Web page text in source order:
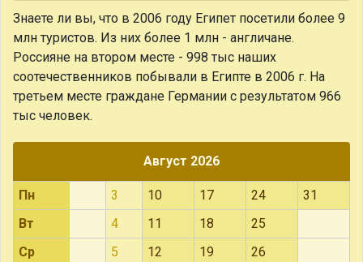
Знаете ли вы, что в 2006 году Египет посетили более 9
млн туристов. Из них более 1 млн - англичане.
Россияне на втором месте - 998 тыс наших
соотечественников побывали в Египте в 2006 г. На
третьем месте граждане Германии с результатом 966
тыс человек.
Август 2026
Пн 3 10 17 24
31
Вт
4 11 18
25
Ср
5 12 19 26